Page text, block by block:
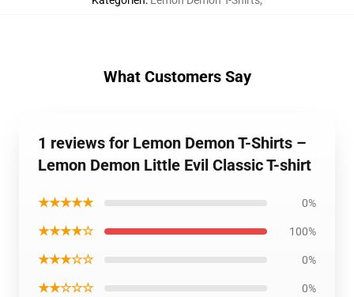
What Customers Say
1 reviews for Lemon Demon T-Shirts –
Lemon Demon Little Evil Classic T-shirt
★★★★★ 0%
★★★★☆ 100%
★★★☆☆ 0%
★★☆☆☆ 0%